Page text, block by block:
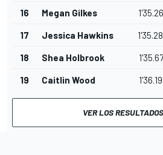
16 Megan Gilkes
17 Jessica Hawkins
18 Shea Holbrook
19 Caitlin Wood
VER LOS